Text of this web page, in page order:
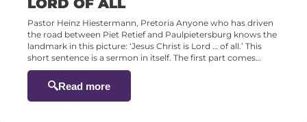
LORD OF ALL
Pastor Heinz Hiestermann, Pretoria Anyone who has driven
the road between Piet Retief and Paulpietersburg knows the
landmark in this picture: ‘Jesus Christ is Lord … of all.’ This
short sentence is a sermon in itself. The first part comes…
Read more